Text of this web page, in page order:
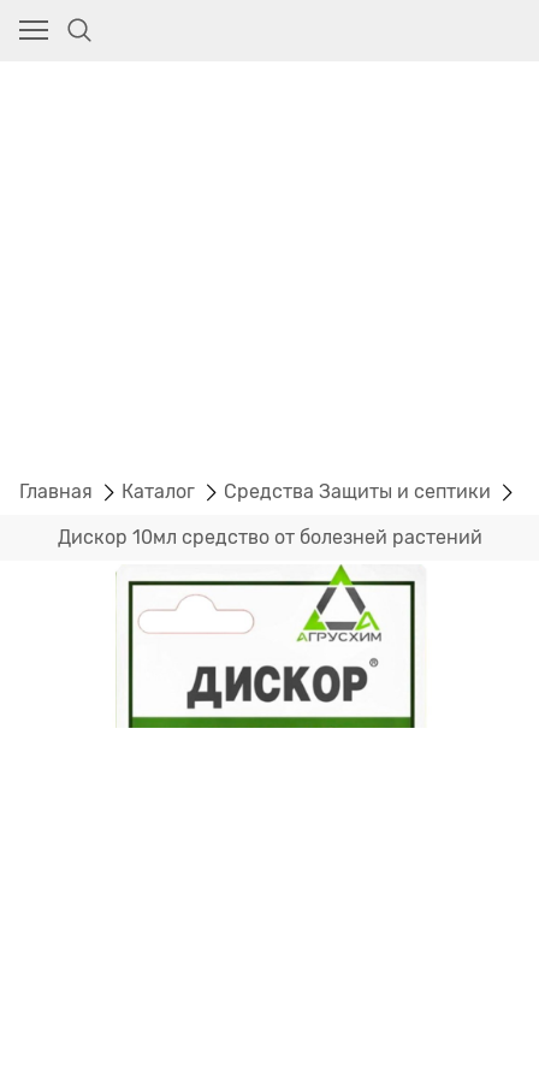
Главная Каталог Средства Защиты и септики
Дискор 10мл средство от болезней растений